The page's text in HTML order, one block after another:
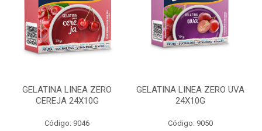
GELATINA LINEA ZERO
CEREJA 24X10G
Código: 9046
GELATINA LINEA ZERO UVA
24X10G
Código: 9050